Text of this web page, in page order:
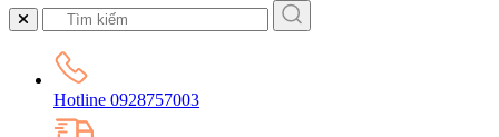
Hotline 0928757003